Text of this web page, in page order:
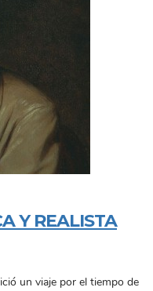
Y REALISTA
un viaje por el tiempo de